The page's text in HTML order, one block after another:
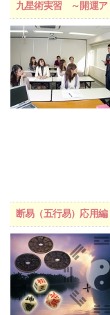
九星術実習 ～開運ア
断易（五行易）応用